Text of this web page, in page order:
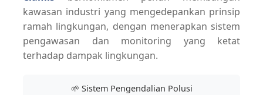
kawasan industri yang mengedepankan prinsip
ramah lingkungan, dengan menerapkan sistem
pengawasan dan monitoring yang ketat
terhadap dampak lingkungan.
🌱 Sistem Pengendalian Polusi